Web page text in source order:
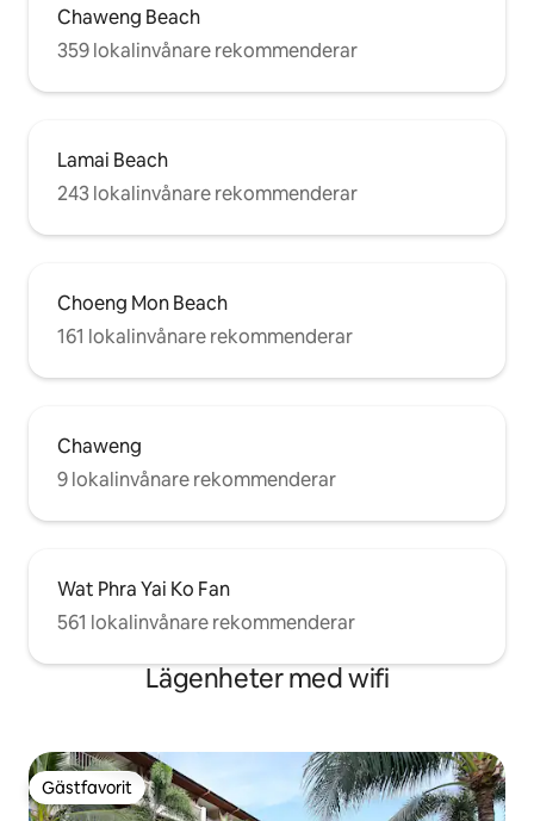
Chaweng Beach
359 lokalinvånare rekommenderar
Lamai Beach
243 lokalinvånare rekommenderar
Choeng Mon Beach
161 lokalinvånare rekommenderar
Chaweng
9 lokalinvånare rekommenderar
Wat Phra Yai Ko Fan
561 lokalinvånare rekommenderar
Lägenheter med wifi
Gästfavorit
Gästfavorit